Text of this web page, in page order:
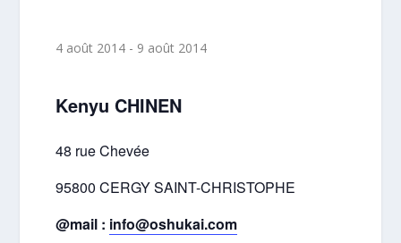
4 août 2014 - 9 août 2014
Kenyu CHINEN
48 rue Chevée
95800 CERGY SAINT-CHRISTOPHE
@mail : info@oshukai.com